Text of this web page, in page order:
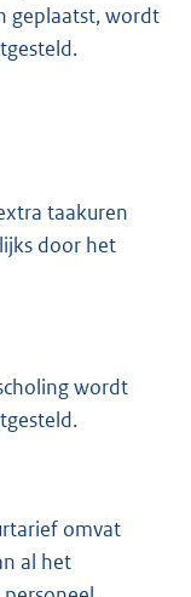
geplaatst, wordt
taakuren
door het
wordt
omvat
al het